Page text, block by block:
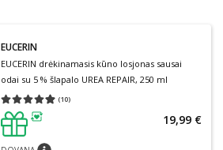
EUCERIN
EUCERIN drėkinamasis kūno losjonas sausai
odai su 5 % šlapalo UREA REPAIR, 250 ml
(10)
Vidutinis įvertinimas 4.90
patarimas
19,99 €